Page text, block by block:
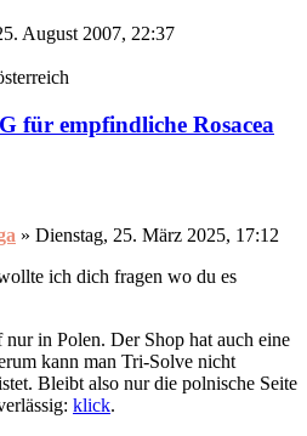
August 2007, 22:37
für empfindliche Rosacea
» Dienstag, 25. März 2025, 17:12
ich dich fragen wo du es
in Polen. Der Shop hat auch eine
kann man Tri-Solve nicht
Bleibt also nur die polnische Seite
klick.